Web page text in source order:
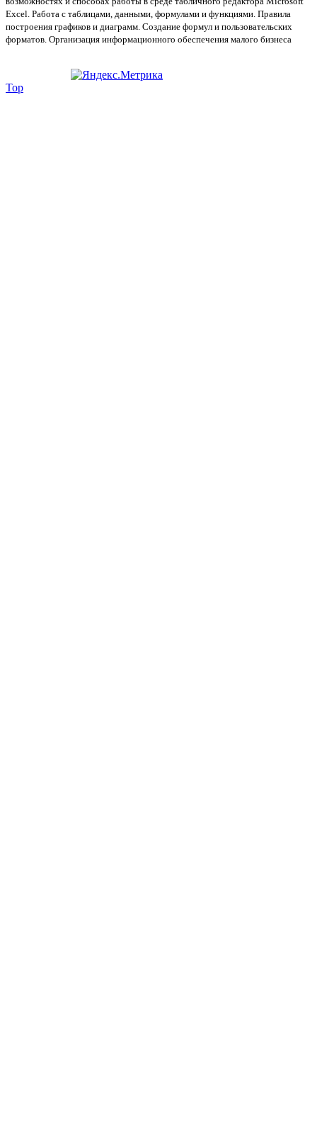
Excel. Работа с таблицами, данными, формулами и функциями. Правила
построения графиков и диаграмм. Создание формул и пользовательских
форматов. Организация информационного обеспечения малого бизнеса
Top